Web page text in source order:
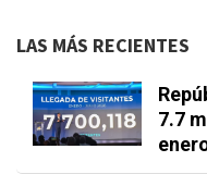
LAS MÁS RECIENTES
7.7